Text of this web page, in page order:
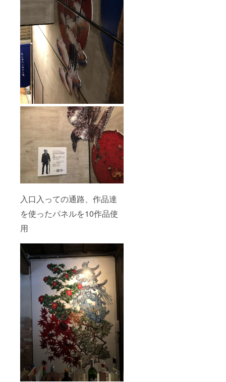
入口入っての通路、作品達
を使ったパネルを10作品使
用